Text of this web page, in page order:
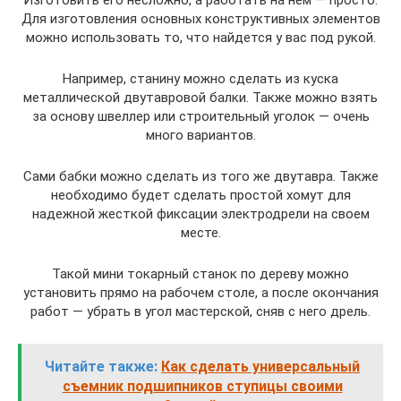
Для изготовления основных конструктивных элементов
можно использовать то, что найдется у вас под рукой.
Например, станину можно сделать из куска
металлической двутавровой балки. Также можно взять
за основу швеллер или строительный уголок — очень
много вариантов.
Сами бабки можно сделать из того же двутавра. Также
необходимо будет сделать простой хомут для
надежной жесткой фиксации электродрели на своем
месте.
Такой мини токарный станок по дереву можно
установить прямо на рабочем столе, а после окончания
работ — убрать в угол мастерской, сняв с него дрель.
Читайте также: Как сделать универсальный
съемник подшипников ступицы своими